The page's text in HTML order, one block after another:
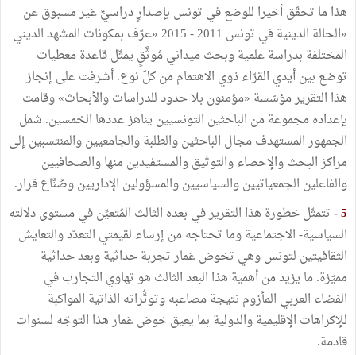
هذا ما تحقّق أخيرا للوضع في تونس بإصدارٍ دراسيٍّ غير مسبوق عن
«الحالة الدينية في تونس 2011 - 2015 «عرّف بمكونات المشهد الديني
المختلفة بدراسة علمية وبحث ميداني مُوثَّقٍ يمثّل قاعدة معطيات
توضع بين أيدي القرّاء ذوي الاهتمام من كلّ نوع. أشرفت على إنجاز
هذا التقرير مؤسّسة «مؤمنون بلا حدود للدراسات والأبحاث» وقامت
بإعداده مجموعة من الباحثين التونسيين يناهز عددها الخمسين. شمل
الجمهور المستهدف مجال الباحثين والطلبة والجامعيين والمنتسبين إلى
مراكز البحث والإحصاء والتوثيق والمستفيدين منها والصحافيين
والفاعلين الجمعياتيين والسياسيين والمسؤولين الإداريين وصُنَّاع قرار.
5 - تتمثّل خطورة هذا التقرير في بعده الثالث المُتعيِّن في مستوى دلالته
السياسية- الاجتماعية وما تحتاجه من إرساء لقيمتي التعدّد والتعايش
الثقافيتين لتونس وهي تخوض غمار تجربة حداثية وبعد حداثية
مميّزة. ما يزيد من أهمية هذا البعد الثالث هو تهاوي التجارب في
الفضاء العربي المأزوم نتيجة مصاعبه وتوتُّراته الذاتية المواكبة
للإكراهات الإقليمية والدولية بما يعيق خوض غمار هذا التوجّه لسنوات
قادمة.